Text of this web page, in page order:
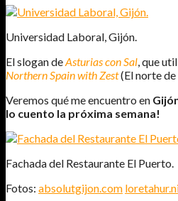
Universidad Laboral, Gijón.
El slogan deAsturias con Sal, que
Northern Spain with Zest(El norte de
Veremos qué me encuentro en
lo cuento la próxima semana!
Fachada del Restaurante El Puerto.
Fotos: absolutgijon.com